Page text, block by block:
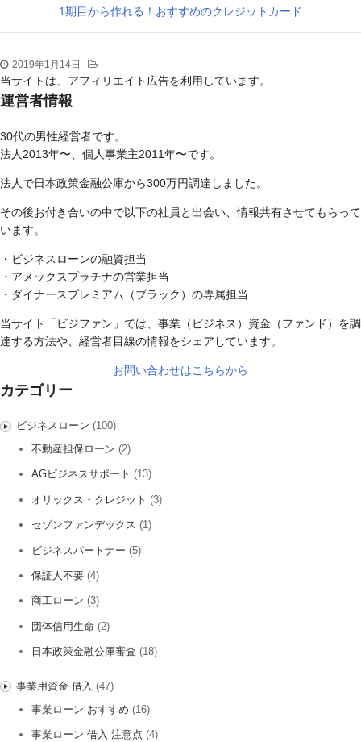
1期目から作れる！おすすめのクレジットカード
2019年1月14日
当サイトは、アフィリエイト広告を利用しています。
運営者情報
30代の男性経営者です。
法人2013年〜、個人事業主2011年〜です。
法人で日本政策金融公庫から300万円調達しました。
その後お付き合いの中で以下の社員と出会い、情報共有させてもらって
います。
・ビジネスローンの融資担当
・アメックスプラチナの営業担当
・ダイナースプレミアム（ブラック）の専属担当
当サイト「ビジファン」では、事業（ビジネス）資金（ファンド）を調
達する方法や、経営者目線の情報をシェアしています。
お問い合わせはこちらから
カテゴリー
ビジネスローン (100)
不動産担保ローン (2)
AGビジネスサポート (13)
オリックス・クレジット (3)
セゾンファンデックス (1)
ビジネスパートナー (5)
保証人不要 (4)
商工ローン (3)
団体信用生命 (2)
日本政策金融公庫審査 (18)
事業用資金 借入 (47)
事業ローン おすすめ (16)
事業ローン 借入 注意点 (4)